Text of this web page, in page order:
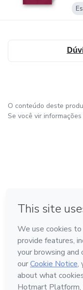
O conteúdo deste
Se você vir
Feito com ❤ na
Conheça a Hotmart
Idioma